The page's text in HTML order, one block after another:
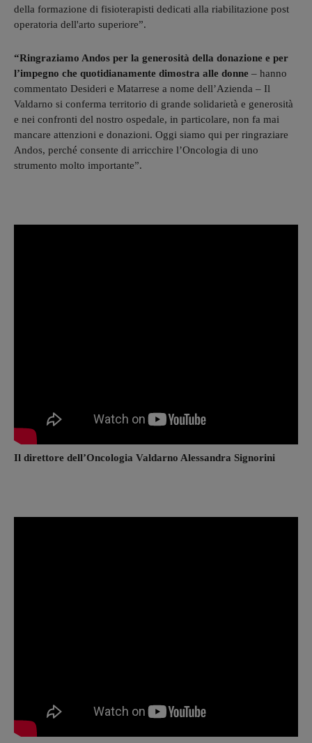
della formazione di fisioterapisti dedicati alla riabilitazione post
operatoria dell'arto superiore”.
“Ringraziamo Andos per la generosità della donazione e per
l’impegno che quotidianamente dimostra alle donne – hanno
commentato Desideri e Matarrese a nome dell’Azienda – Il
Valdarno si conferma territorio di grande solidarietà e generosità
e nei confronti del nostro ospedale, in particolare, non fa mai
mancare attenzioni e donazioni. Oggi siamo qui per ringraziare
Andos, perché consente di arricchire l’Oncologia di uno
strumento molto importante”.
Il direttore dell’Oncologia Valdarno Alessandra Signorini